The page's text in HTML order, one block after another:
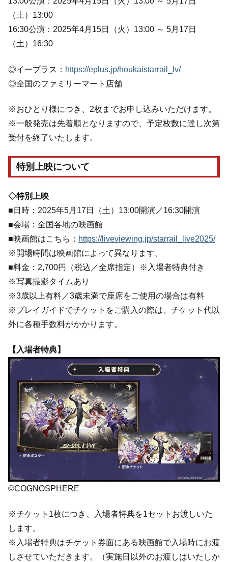
（土）13:00
16:30公演：2025年4月15日（火）13:00 ～ 5月17日
（土）16:30
◎イープラス： https://eplus.jp/houkaistarrail_lv/
◎全国のファミリーマート店舗
※おひとり様につき、2枚までお申し込みいただけます。
※一般発売は先着順となりますので、予定枚数に達し次第
受付を終了いたします。
特別上映について
◇特別上映
■日時：2025年5月17日（土）13:00開演／16:30開演
■会場：全国各地の映画館
■映画館はこちら： https://liveviewing.jp/starrail_live2025/
※開場時間は映画館によって異なります。
■料金：2,700円（税込／全席指定）※入場者特典付き
※写真撮影タイムあり
※3歳以上有料／3歳未満で座席をご使用の場合は有料
※プレイガイドでチケットをご購入の際は、チケット代以
外に各種手数料がかかります。
【入場者特典】
©COGNOSPHERE
※チケット1枚につき、入場者特典を1セットお渡しいた
します。
※入場者特典はチケット券面にある映画館で入場時にお渡
しさせていただきます。（実施日以外のお渡しはいたしか